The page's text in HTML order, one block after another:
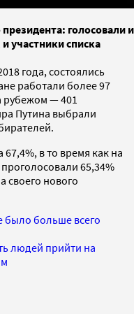
голосовали и
участники списка
года, состоялись
работали более 97
рубежом — 401
Путина выбрали
в то время как на
65,34%
своего нового
было больше всего
людей прийти на